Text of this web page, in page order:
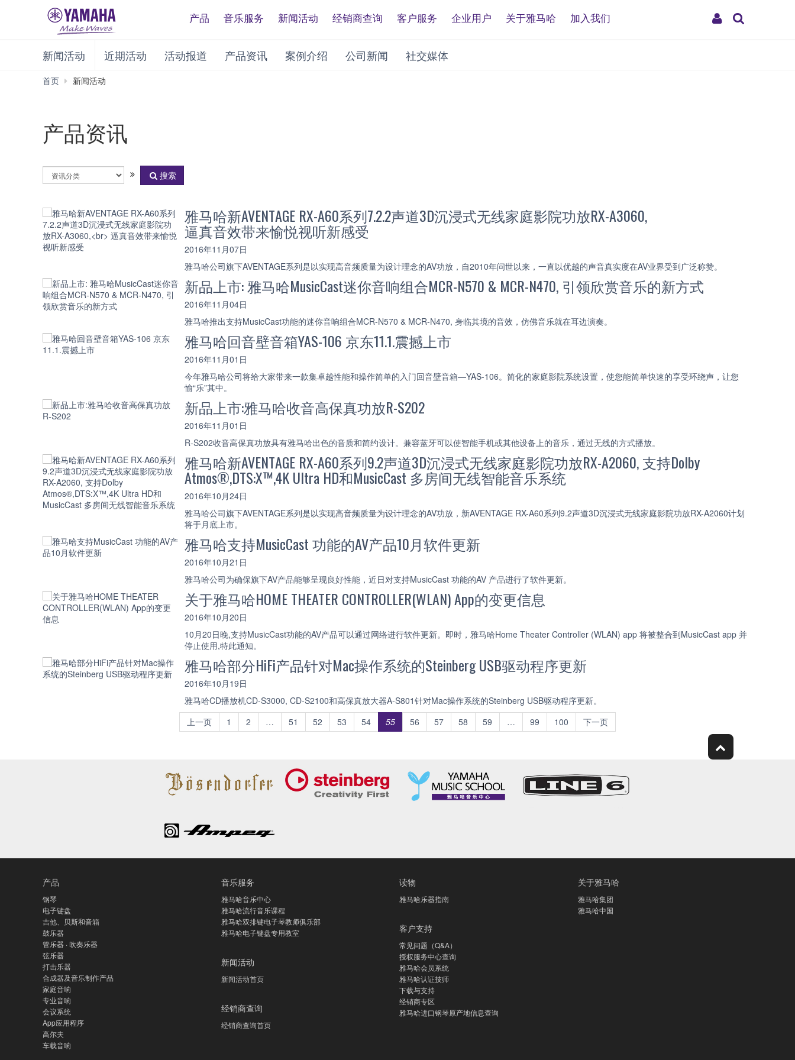
My
产品 音乐服务 新闻活动 经销商查询 客户服务 企业用户 关于雅马哈 加入我们
新闻活动 近期活动 活动报道 产品资讯 案例介绍 公司新闻 社交媒体
首页 新闻活动
产品资讯
择
讯
分
类
搜索
雅马哈新AVENTAGE RX-A60系列7.2.2声道3D沉浸式无线家庭影院功放RX-A3060,
逼真音效带来愉悦视听新感受
2016年11月07日
雅马哈公司旗下AVENTAGE系列是以实现高音频质量为设计理念的AV功放，自2010年问世以来，一直以优越的声音真实度在AV业界受到广泛称赞。
新品上市: 雅马哈MusicCast迷你音响组合MCR-N570 & MCR-N470, 引领欣赏音乐的新方式
2016年11月04日
雅马哈推出支持MusicCast功能的迷你音响组合MCR-N570 & MCR-N470, 身临其境的音效，仿佛音乐就在耳边演奏。
雅马哈回音壁音箱YAS-106 京东11.1.震撼上市
2016年11月01日
今年雅马哈公司将给大家带来一款集卓越性能和操作简单的入门回音壁音箱—YAS-106。简化的家庭影院系统设置，使您能简单快速的享受环绕声，让您
愉“乐”其中。
新品上市:雅马哈收音高保真功放R-S202
2016年11月01日
R-S202收音高保真功放具有雅马哈出色的音质和简约设计。兼容蓝牙可以使智能手机或其他设备上的音乐，通过无线的方式播放。
雅马哈新AVENTAGE RX-A60系列9.2声道3D沉浸式无线家庭影院功放RX-A2060, 支持Dolby
Atmos®,DTS:X™,4K Ultra HD和MusicCast 多房间无线智能音乐系统
2016年10月24日
雅马哈公司旗下AVENTAGE系列是以实现高音频质量为设计理念的AV功放，新AVENTAGE RX-A60系列9.2声道3D沉浸式无线家庭影院功放RX-A2060计划
将于月底上市。
雅马哈支持MusicCast 功能的AV产品10月软件更新
2016年10月21日
雅马哈公司为确保旗下AV产品能够呈现良好性能，近日对支持MusicCast 功能的AV 产品进行了软件更新。
关于雅马哈HOME THEATER CONTROLLER(WLAN) App的变更信息
2016年10月20日
10月20日晚,支持MusicCast功能的AV产品可以通过网络进行软件更新。即时，雅马哈Home Theater Controller (WLAN) app 将被整合到MusicCast app 并
停止使用,特此通知。
雅马哈部分HiFi产品针对Mac操作系统的Steinberg USB驱动程序更新
2016年10月19日
雅马哈CD播放机CD-S3000, CD-S2100和高保真放大器A-S801针对Mac操作系统的Steinberg USB驱动程序更新。
上一页
1 2 … 51 52 53 54 55 56 57 58 59 … 99 100 下一页
产品
钢琴
电子键盘
吉他、贝斯和音箱
鼓乐器
管乐器 · 吹奏乐器
弦乐器
打击乐器
合成器及音乐制作产品
家庭音响
专业音响
会议系统
App应用程序
高尔夫
车载音响
音乐服务
雅马哈音乐中心
雅马哈流行音乐课程
雅马哈双排键电子琴教师俱乐部
雅马哈电子键盘专用教室
新闻活动
新闻活动首页
经销商查询
经销商查询首页
读物
雅马哈乐器指南
客户支持
常见问题（Q&A）
授权服务中心查询
雅马哈会员系统
雅马哈认证技师
下载与支持
经销商专区
雅马哈进口钢琴原产地信息查询
关于雅马哈
雅马哈集团
雅马哈中国